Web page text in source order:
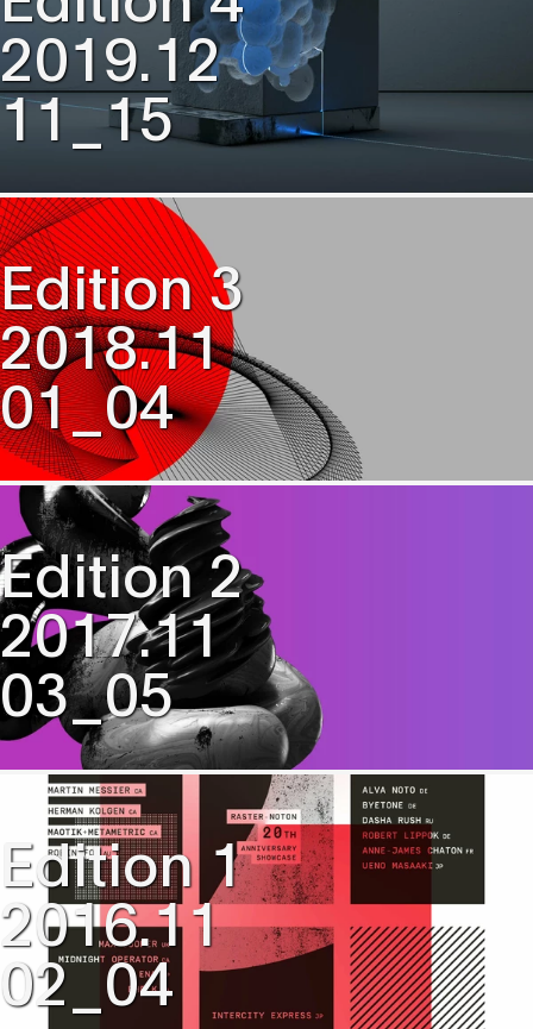
2019.12
11_15
Edition 3
2018.11
01_04
Edition 2
2017.11
03_05
Edition 1
2016.11
02_04